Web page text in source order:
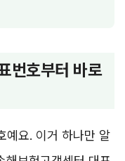
번호부터 바로
예요. 이거 하나만 알